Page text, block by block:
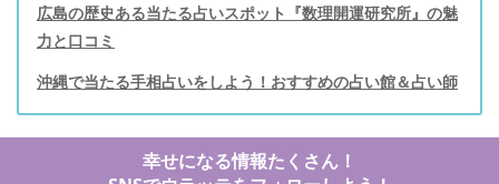
広島の歴史ある当たる占いスポット『数理開運研究所』の魅
力と口コミ
沖縄で当たる手相占いをしよう！おすすめの占い館＆占い師
幸せになる情報たくさん！